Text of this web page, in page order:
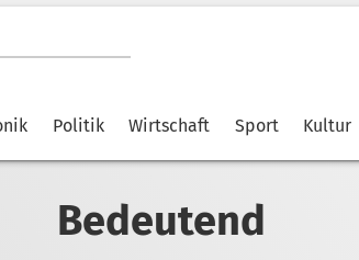
Politik Wirtschaft Sport Kultur
Bedeutend